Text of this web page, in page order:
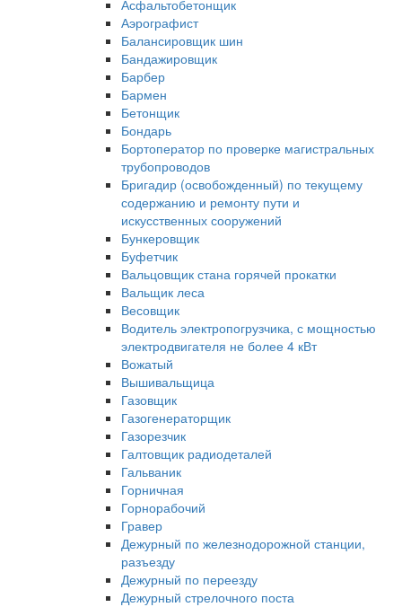
Асфальтобетонщик
Аэрографист
Балансировщик шин
Бандажировщик
Барбер
Бармен
Бетонщик
Бондарь
Бортоператор по проверке магистральных
трубопроводов
Бригадир (освобожденный) по текущему
содержанию и ремонту пути и
искусственных сооружений
Бункеровщик
Буфетчик
Вальцовщик стана горячей прокатки
Вальщик леса
Весовщик
Водитель электропогрузчика, с мощностью
электродвигателя не более 4 кВт
Вожатый
Вышивальщица
Газовщик
Газогенераторщик
Газорезчик
Галтовщик радиодеталей
Гальваник
Горничная
Горнорабочий
Гравер
Дежурный по железнодорожной станции,
разъезду
Дежурный по переезду
Дежурный стрелочного поста